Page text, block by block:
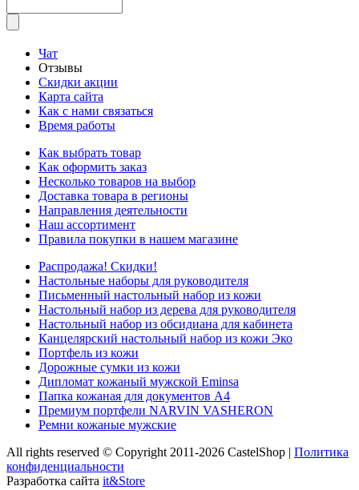
Чат
Отзывы
Скидки акции
Карта сайта
Как с нами связаться
Время работы
Как выбрать товар
Как оформить заказ
Несколько товаров на выбор
Доставка товара в регионы
Направления деятельности
Наш ассортимент
Правила покупки в нашем магазине
Распродажа! Скидки!
Настольные наборы для руководителя
Письменный настольный набор из кожи
Настольный набор из дерева для руководителя
Настольный набор из обсидиана для кабинета
Канцелярский настольный набор из кожи Эко
Портфель из кожи
Дорожные сумки из кожи
Дипломат кожаный мужской Eminsa
Папка кожаная для документов А4
Премиум портфели NARVIN VASHERON
Ремни кожаные мужские
All rights reserved © Copyright 2011-2026 CastelShop | Политика
конфиденциальности
Разработка сайта it&Store